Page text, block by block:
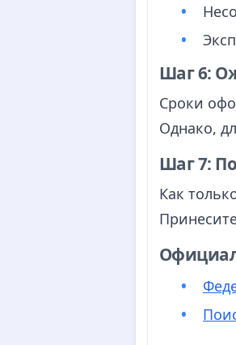
Шаг 6:
Сроки
Однако,
Шаг 7:
Как